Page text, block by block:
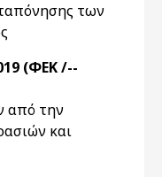
των
(ΦΕΚ /--
από την
και